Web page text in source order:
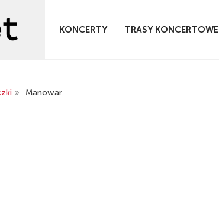
KONCERTY TRASY KONCERTOWE
» Manowar